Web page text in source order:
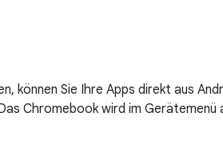
können Sie Ihre Apps direkt aus
Chromebook wird im Gerätemenü